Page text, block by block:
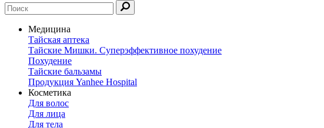
Медицина
Тайская аптека
Тайские Мишки. Суперэффективное похудение
Похудение
Тайские бальзамы
Продукция Yanhee Hospital
Косметика
Для волос
Для лица
Для тела